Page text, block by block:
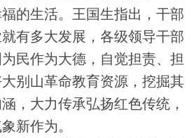
的生活。王国生指出，干部
有多大发展，各级领导干部
民作为大德，自觉担责、担
别山革命教育资源，挖掘其
，大力传承弘扬红色传统，
新作为。